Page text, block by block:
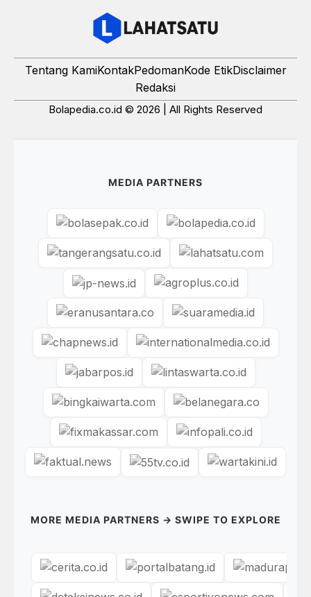
Tentang KamiKontakPedomanKode EtikDisclaimer
Redaksi
Bolapedia.co.id © 2026 | All Rights Reserved
MEDIA PARTNERS
MORE MEDIA PARTNERS → SWIPE TO EXPLORE